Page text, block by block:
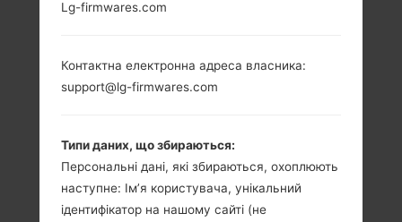
співвідношення
1080 x 1920
пікселів (~423
щільність пікселів
MSM8939
Lg-firmwares.com
Контактна електронна адреса власника:
support@lg-firmwares.com
Типи даних, що збираються:
Персональні дані, які збираються, охоплюють
наступне: Ім’я користувача, унікальний
ідентифікатор на нашому сайті (не